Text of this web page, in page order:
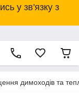
у зв'язку з
димоходів та